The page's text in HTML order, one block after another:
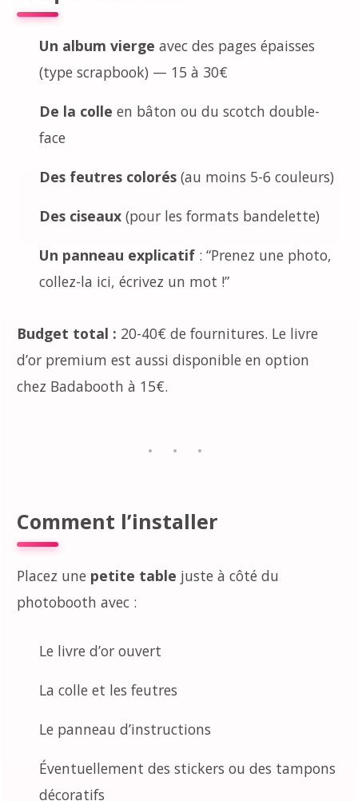
Un album vierge avec des pages épaisses
(type scrapbook) — 15 à 30€
De la colle en bâton ou du scotch double-
face
Des feutres colorés (au moins 5-6 couleurs)
Des ciseaux (pour les formats bandelette)
Un panneau explicatif : “Prenez une photo,
collez-la ici, écrivez un mot !”
Budget total : 20-40€ de fournitures. Le livre
d’or premium est aussi disponible en option
chez Badabooth à 15€.
Comment l’installer
Placez une petite table juste à côté du
photobooth avec :
Le livre d’or ouvert
La colle et les feutres
Le panneau d’instructions
Éventuellement des stickers ou des tampons
décoratifs